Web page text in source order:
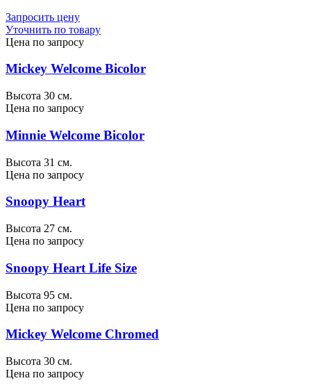
Запросить цену
Уточнить по товару
Цена по запросу
Mickey Welcome Bicolor
Высота 30 см.
Цена по запросу
Minnie Welcome Bicolor
Высота 31 см.
Цена по запросу
Snoopy Heart
Высота 27 см.
Цена по запросу
Snoopy Heart Life Size
Высота 95 см.
Цена по запросу
Mickey Welcome Chromed
Высота 30 см.
Цена по запросу